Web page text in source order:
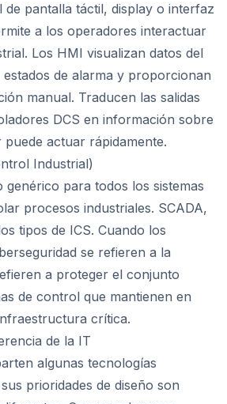
de pantalla táctil, display o interfaz
a los operadores interactuar
Los HMI visualizan datos del
de alarma y proporcionan
manual. Traducen las salidas
DCS en información sobre
actuar rápidamente.
Industrial)
genérico para todos los sistemas
procesos industriales. SCADA,
tipos de ICS. Cuando los
se refieren a la
a proteger el conjunto
de control que mantienen en
crítica.
de la IT
algunas tecnologías
prioridades de diseño son